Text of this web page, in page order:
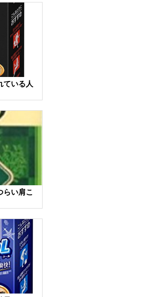
ている人
らい肩こ